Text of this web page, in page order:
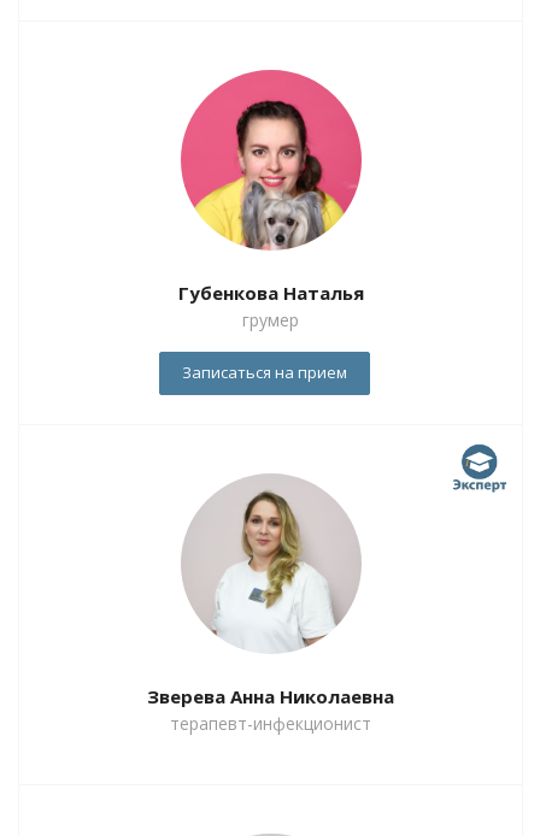
Губенкова Наталья
грумер
Записаться на прием
Зверева Анна Николаевна
терапевт-инфекционист